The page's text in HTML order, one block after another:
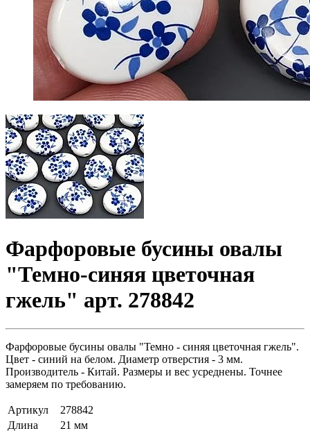
Фарфоровые бусины овалы
"Темно-синяя цветочная
гжель" арт. 278842
Фарфоровые бусины овалы "Темно - синяя цветочная гжель".
Цвет - синий на белом. Диаметр отверстия - 3 мм.
Производитель - Китай. Размеры и вес усреднены. Точнее
замеряем по требованию.
Артикул
278842
Длина
21 мм